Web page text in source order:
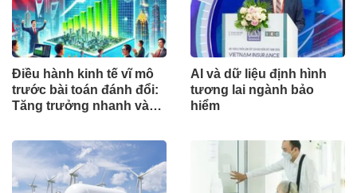
Điều hành kinh tế vĩ mô
trước bài toán đánh đổi:
Tăng trưởng nhanh và
AI và dữ liệu định hình
tương lai ngành bảo
hiểm